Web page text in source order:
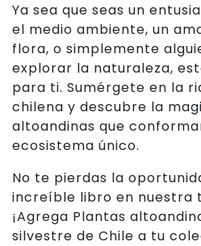
Ya sea que seas un
el medio ambiente, un
flora, o simplemente
explorar la naturaleza,
para ti. Sumérgete en la
chilena y descubre la
altoandinas que
ecosistema único.
No te pierdas la
increíble libro en nuestra
¡Agrega Plantas
silvestre de Chile a tu